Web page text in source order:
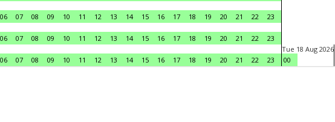
06 07 08 09 10 11 12 13 14 15 16 17 18 19 20 21 22
23
06 07 08 09 10 11 12 13 14 15 16 17 18 19 20 21 22
23
06 07 08 09 10 11 12 13 14 15 16 17 18 19 20 21 22 23
Tue 18 Aug 2026
00